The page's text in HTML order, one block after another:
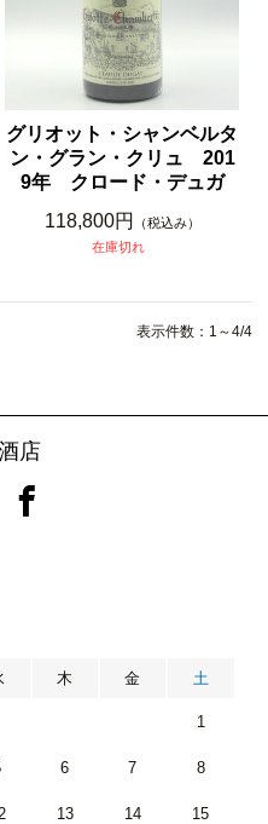
グリオット・シャンベルタ
ン・グラン・クリュ 201
9年 クロード・デュガ
118,800円
（税込み）
在庫切れ
表示件数：1～4/4
店
木 金 土
1
6 7 8
13 14 15